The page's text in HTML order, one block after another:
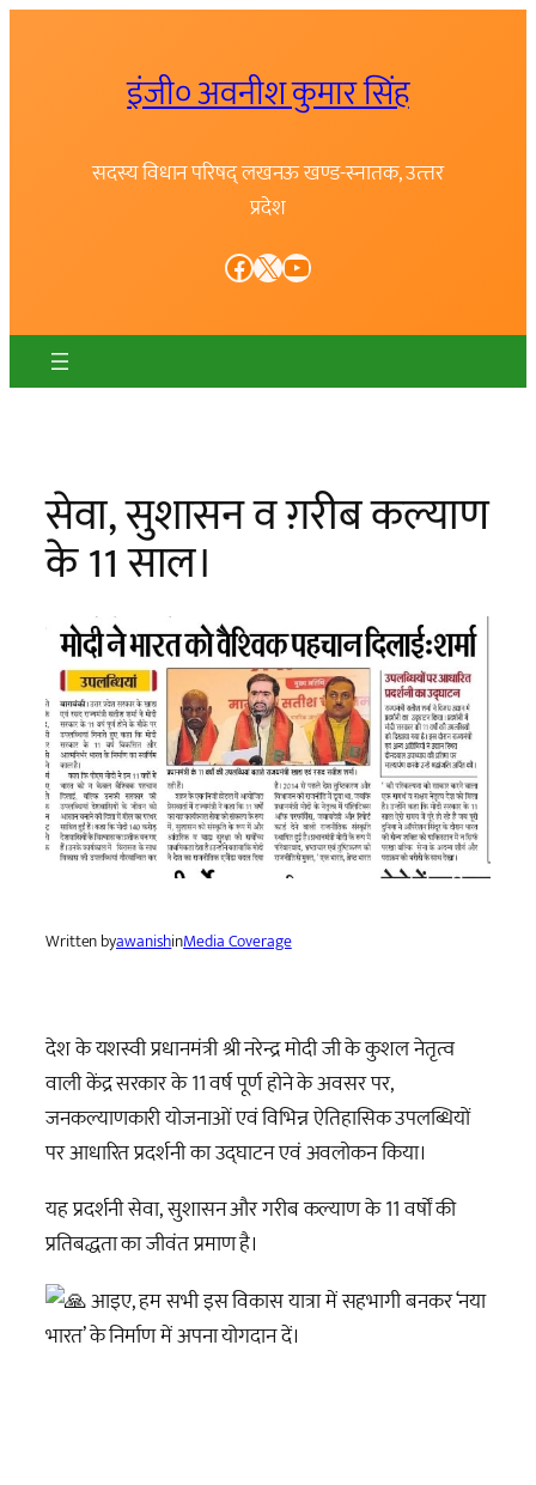
इंजी० अवनीश कुमार सिंह
सदस्य विधान परिषद् लखनऊ खण्ड-स्नातक, उत्त्तर
प्रदेश
Facebook X YouTube
सेवा, सुशासन व ग़रीब कल्याण
के 11 साल।
Written byawanishinMedia Coverage
देश के यशस्वी प्रधानमंत्री श्री नरेन्द्र मोदी जी के कुशल नेतृत्व
वाली केंद्र सरकार के 11 वर्ष पूर्ण होने के अवसर पर,
जनकल्याणकारी योजनाओं एवं विभिन्न ऐतिहासिक उपलब्धियों
पर आधारित प्रदर्शनी का उद्घाटन एवं अवलोकन किया।
यह प्रदर्शनी सेवा, सुशासन और गरीब कल्याण के 11 वर्षों की
प्रतिबद्धता का जीवंत प्रमाण है।
आइए, हम सभी इस विकास यात्रा में सहभागी बनकर ‘नया
भारत’ के निर्माण में अपना योगदान दें।